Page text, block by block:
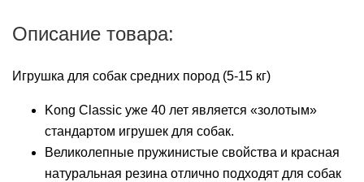
Описание товара:
Игрушка для собак средних пород (5-15 кг)
Kong Classic уже 40 лет является «золотым»
стандартом игрушек для собак.
Великолепные пружинистые свойства и красная
натуральная резина отлично подходят для собак